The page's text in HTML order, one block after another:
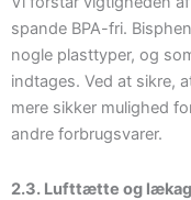
spande BPA-fri.
nogle plasttyper, og
indtages. Ved at sikre,
mere sikker mulighed
andre forbrugsvarer.
2.3. Lufttætte og